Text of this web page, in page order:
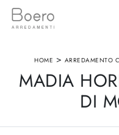
HOME > ARREDAMENTO
MADIA
DI